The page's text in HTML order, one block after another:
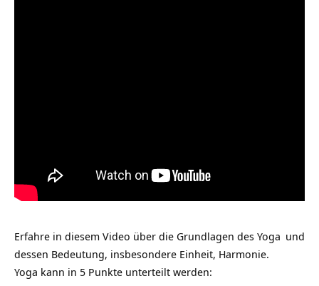
Erfahre in diesem Video über die Grundlagen des Yoga und
dessen Bedeutung, insbesondere Einheit, Harmonie.
Yoga kann in 5 Punkte unterteilt werden: